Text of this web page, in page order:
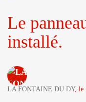
Le
installé.
LA FONTAINE DU DY, le